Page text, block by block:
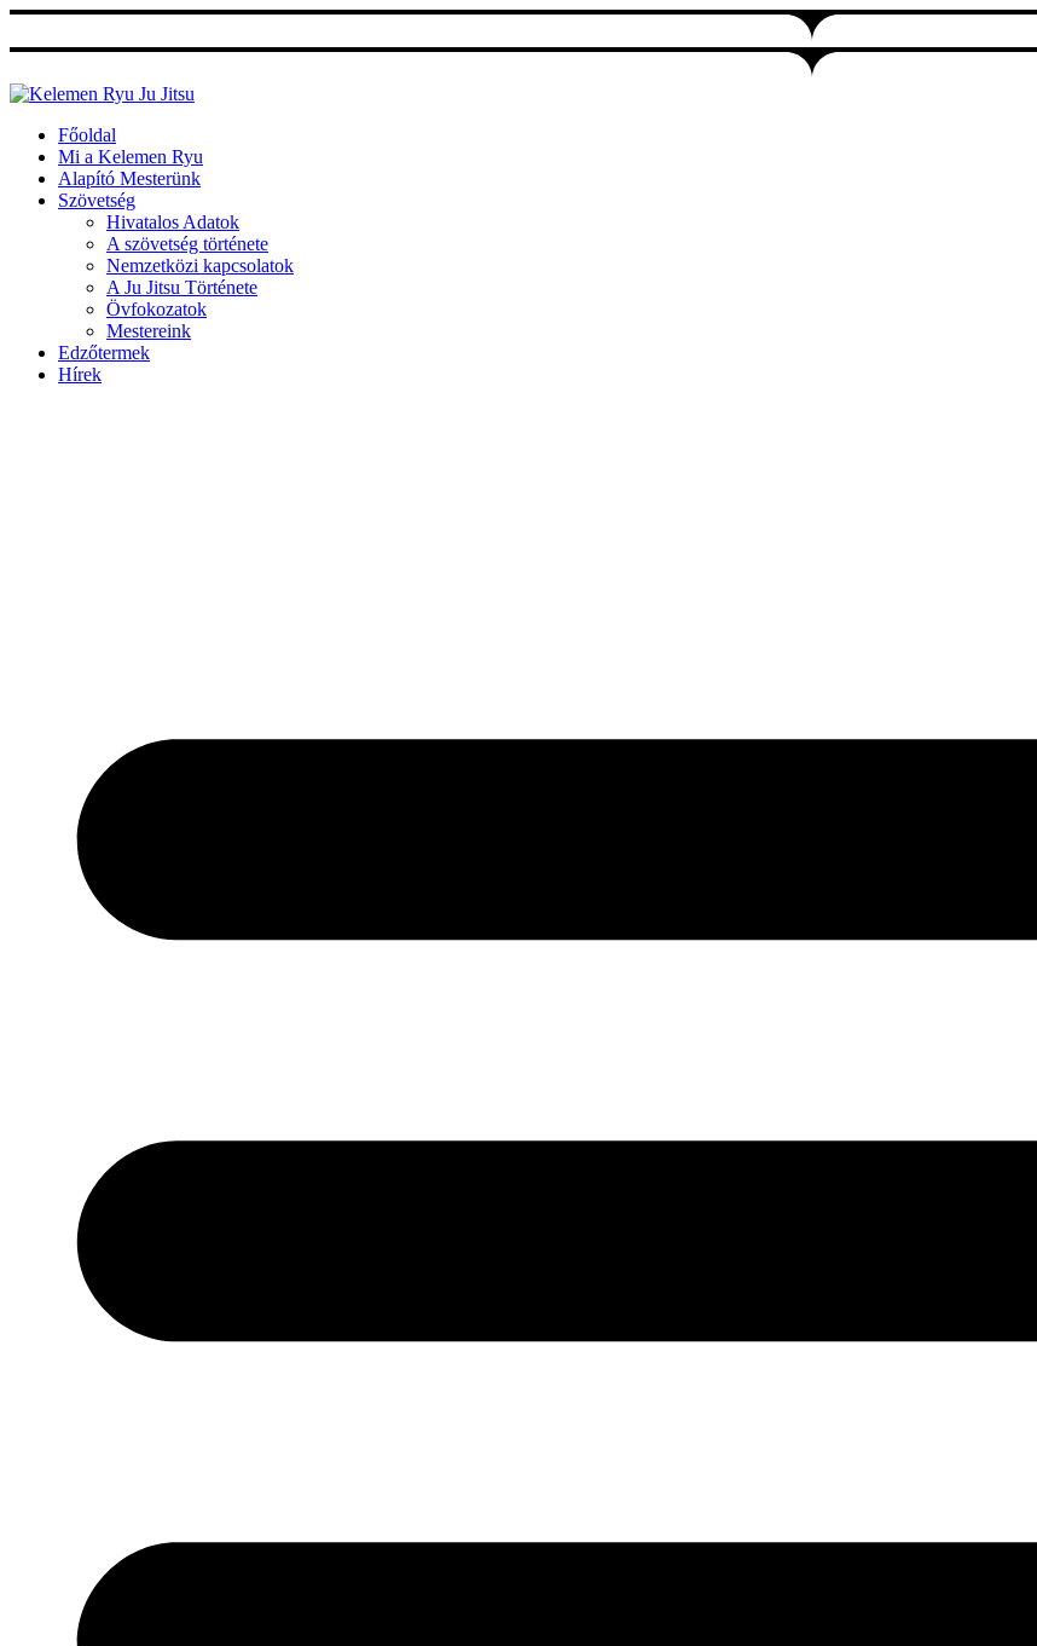
Ugrás
Főoldal
Mi a Kelemen Ryu
Alapító Mesterünk
Szövetség
Hivatalos Adatok
A szövetség története
Nemzetközi kapcsolatok
A Ju Jitsu Története
Övfokozatok
Mestereink
Edzőtermek
Hírek